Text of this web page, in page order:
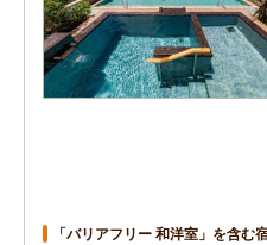
「バリアフリー 和洋室」を含む